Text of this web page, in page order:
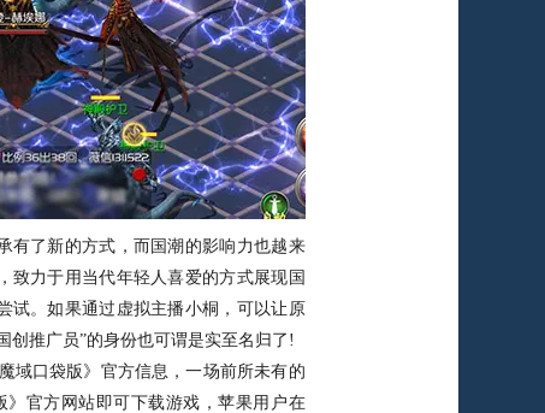
了新的方式，而国潮的影响力也越来
致力于用当代年轻人喜爱的方式展现国
试。如果通过虚拟主播小桐，可以让原
创推广员”的身份也可谓是实至名归了!
口袋版》官方信息，一场前所未有的
官方网站即可下载游戏，苹果用户在